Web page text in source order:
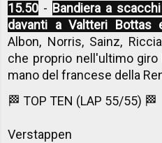
15.50 - Bandiera a
davanti a Valtteri Bottas
Albon, Norris, Sainz,
che proprio nell'ultimo
mano del francese della
🏁 TOP TEN (LAP 55/55) 🏁
Verstappen